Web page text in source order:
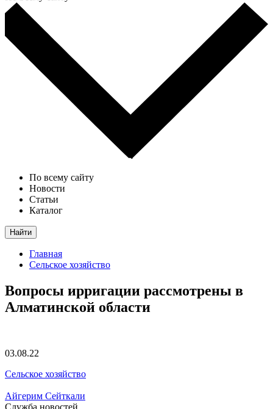
По всему сайту
Новости
Статьи
Каталог
Найти
Главная
Сельское хозяйство
Вопросы ирригации рассмотрены в
Алматинской области
03.08.22
Сельское хозяйство
Айгерим Сейткали